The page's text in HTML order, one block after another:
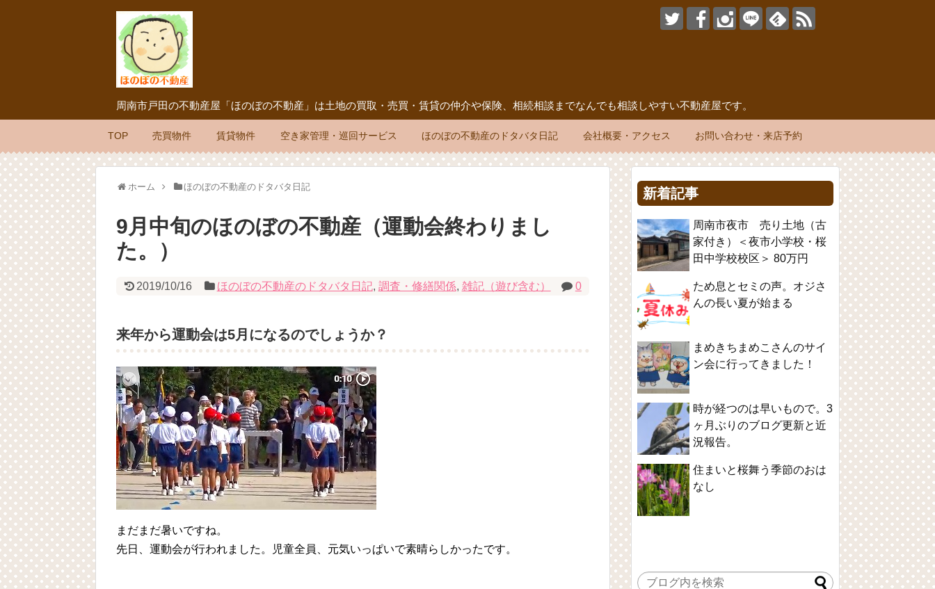
周南市戸田の不動産屋「ほのぼの不動産」は土地の買取・売買・賃貸の仲介や保険、相続相談までなんでも相談しやすい不動産屋です。
TOP 売買物件 賃貸物件 空き家管理・巡回サービス ほのぼの不動産のドタバタ日記 会社概要・アクセス お問い合わせ・来店予約
ホーム ほのぼの不動産のドタバタ日記
9月中旬のほのぼの不動産（運動会終わりまし
た。）
2019/10/16 ほのぼの不動産のドタバタ日記, 調査・修繕関係, 雑記（遊び含む） 0
来年から運動会は5月になるのでしょうか？
まだまだ暑いですね。
先日、運動会が行われました。児童全員、元気いっぱいで素晴らしかったです。
新着記事
周南市夜市 売り土地（古
家付き）＜夜市小学校・桜
田中学校校区＞ 80万円
ため息とセミの声。オジさ
んの長い夏が始まる
まめきちまめこさんのサイ
ン会に行ってきました！
時が経つのは早いもので。3
ヶ月ぶりのブログ更新と近
況報告。
住まいと桜舞う季節のおは
なし